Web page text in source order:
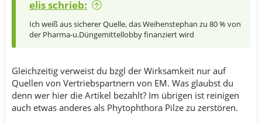
elis schrieb:
Ich weiß aus sicherer Quelle, das Weihenstephan zu 80 % von
der Pharma-u.Düngemittellobby finanziert wird
Gleichzeitig verweist du bzgl der Wirksamkeit nur auf
Quellen von Vertriebspartnern von EM. Was glaubst du
denn wer hier die Artikel bezahlt? Im übrigen ist reinigen
auch etwas anderes als Phytophthora Pilze zu zerstören.